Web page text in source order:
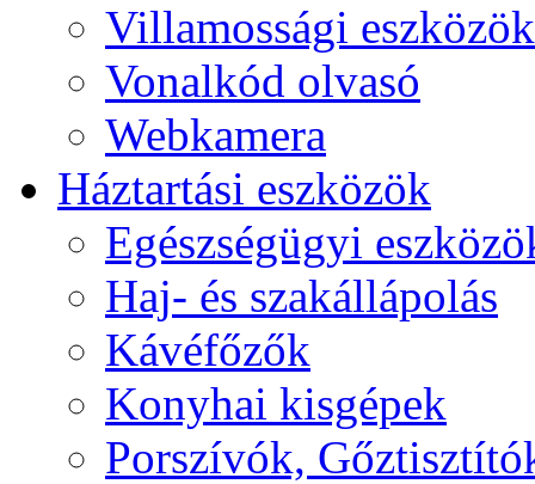
Villamossági eszközök
Vonalkód olvasó
Webkamera
Háztartási eszközök
Egészségügyi
Haj- és szakállápolás
Kávéfőzők
Konyhai kisgépek
Porszívók,